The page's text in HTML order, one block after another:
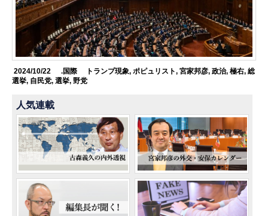
2024/10/22 .国際 トランプ現象, ポピュリスト, 宮家邦彦, 政治, 極右, 総
選挙, 自民党,選挙,野党
人気連載